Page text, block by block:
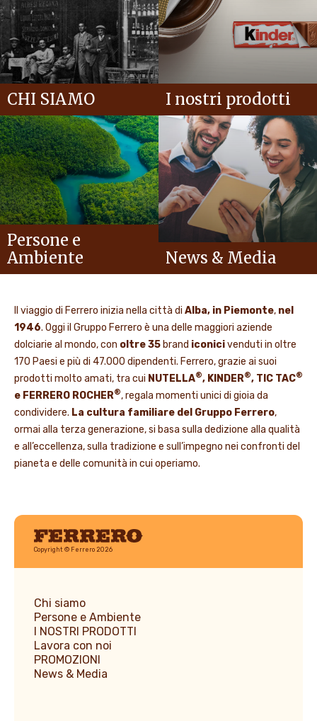
CHI SIAMO I nostri prodotti
Persone e
Ambiente
News & Media
Il viaggio di Ferrero inizia nella città di Alba, in Piemonte, nel
1946. Oggi il Gruppo Ferrero è una delle maggiori aziende
dolciarie al mondo, con oltre 35 brand iconicivenduti in oltre
170 Paesi e più di 47.000 dipendenti. Ferrero, grazie ai suoi
prodotti molto amati, tra cui NUTELLA®, KINDER®, TIC TAC®
e FERRERO ROCHER®, regala momenti unici di gioia da
condividere. La cultura familiare del Gruppo Ferrero,
ormai alla terza generazione, si basa sulla dedizione alla qualità
e all’eccellenza, sulla tradizione e sull’impegno nei confronti del
pianeta e delle comunità in cui operiamo.
Ferrero
Copyright © Ferrero 2026
Chi siamo
Persone e Ambiente
I NOSTRI PRODOTTI
Lavora con noi
PROMOZIONI
News & Media